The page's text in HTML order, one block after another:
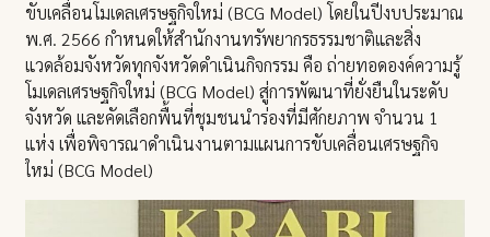
ขับเคลื่อนโมเดลเศรษฐกิจใหม่ (BCG Model) โดยในปีงบประมาณ
พ.ศ. 2566 กำหนดให้สำนักงานทรัพยากรธรรมชาติและสิ่ง
แวดล้อมจังหวัดทุกจังหวัดดำเนินกิจกรรม คือ ถ่ายทอดองค์ความรู้
โมเดลเศรษฐกิจใหม่ (BCG Model) สู่การพัฒนาที่ยั่งยืนในระดับ
จังหวัด และคัดเลือกพื้นที่ชุมชนนำร่องที่มีศักยภาพ จำนวน 1
แห่ง เพื่อพิจารณาดำเนินงานตามแผนการขับเคลื่อนเศรษฐกิจ
ใหม่ (BCG Model)